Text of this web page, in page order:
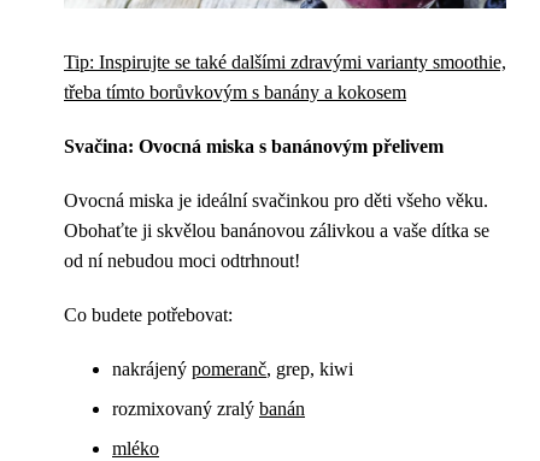
Tip: Inspirujte se také dalšími zdravými varianty smoothie,
třeba tímto borůvkovým s banány a kokosem
Svačina: Ovocná miska s banánovým přelivem
Ovocná miska je ideální svačinkou pro děti všeho věku.
Obohaťte ji skvělou banánovou zálivkou a vaše dítka se
od ní nebudou moci odtrhnout!
Co budete potřebovat:
nakrájený pomeranč, grep, kiwi
rozmixovaný zralý banán
mléko